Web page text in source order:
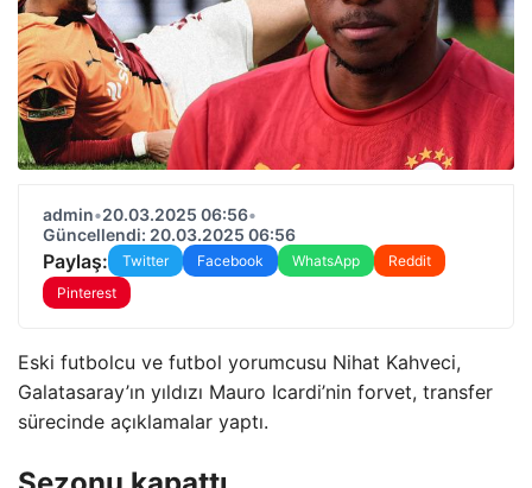
admin•20.03.2025 06:56•
Güncellendi: 20.03.2025 06:56
Paylaş: Twitter Facebook WhatsApp
Reddit
Pinterest
Eski futbolcu ve futbol yorumcusu Nihat Kahveci,
Galatasaray’ın yıldızı Mauro Icardi’nin forvet, transfer
sürecinde açıklamalar yaptı.